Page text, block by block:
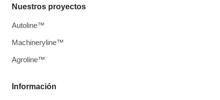
Información
Nuestros proyectos
Autoline™
Machineryline™
Agroline™